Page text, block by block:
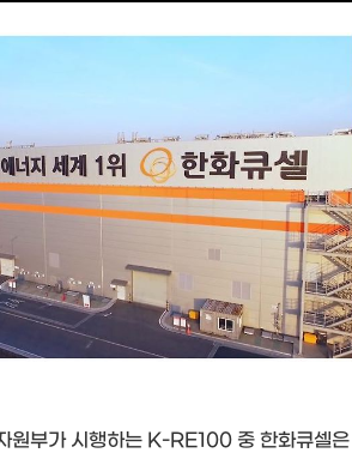
원부가 시행하는 K-RE100 중 한화큐셀